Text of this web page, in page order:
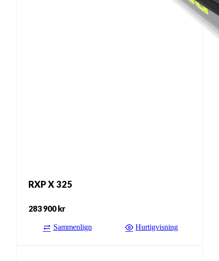
RXP X 325
283 900 kr
Sammenlign Hurtigvisning